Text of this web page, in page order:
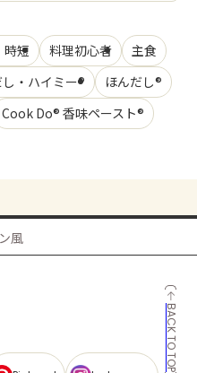
時短 料理初心者
主食
・ハイミー®
ほんだし®
Cook Do® 香味ペースト®
風
BACK TO TOP